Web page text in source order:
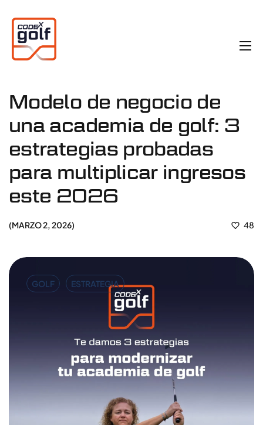
Modelo de negocio de
una academia de golf: 3
estrategias probadas
para multiplicar ingresos
este 2026
MARZO 2, 2026 48
GOLF ESTRATEGIA